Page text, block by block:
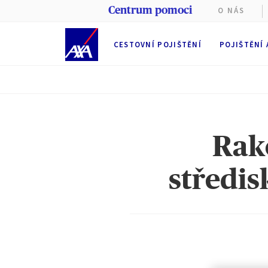
CESTOVNÍ POJIŠTĚNÍ POJIŠTĚNÍ
Centrum pomoci O NÁS
Tyto